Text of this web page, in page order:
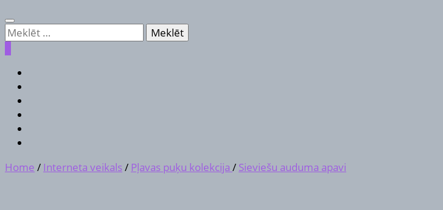
Meklēt:
Home / Interneta veikals/ Pļavas puķu kolekcija / Sieviešu auduma apavi